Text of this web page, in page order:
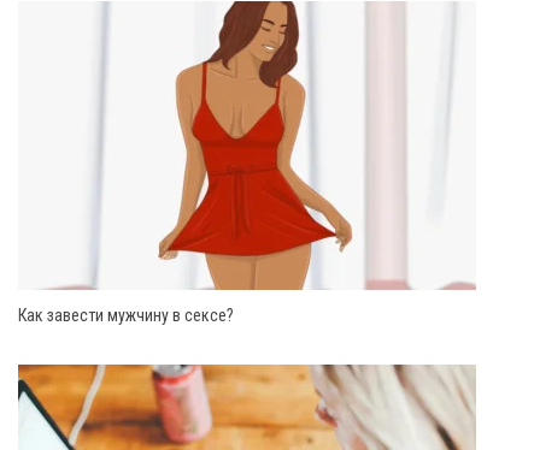
Как завести мужчину в сексе?